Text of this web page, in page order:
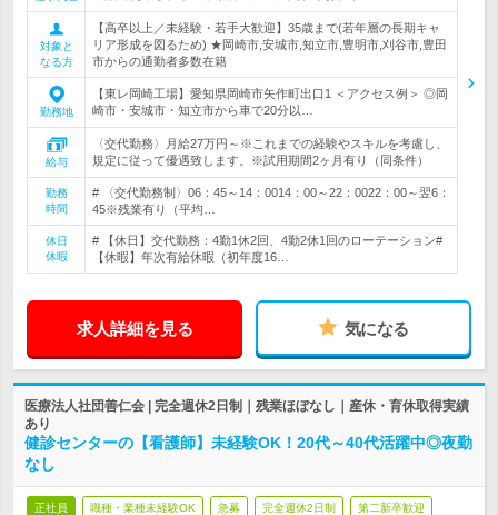
対象と
なる方
【高卒以上／未経験・若手大歓迎】35歳まで(若年層の長期キャ
リア形成を図るため) ★岡崎市,安城市,知立市,豊明市,刈谷市,豊田
市からの通勤者多数在籍
勤務地
【東レ岡崎工場】愛知県岡崎市矢作町出口1 ＜アクセス例＞ ◎岡
崎市・安城市・知立市から車で20分以…
給与
〈交代勤務〉月給27万円～※これまでの経験やスキルを考慮し、
規定に従って優遇致します。※試用期間2ヶ月有り（同条件）
勤務
時間
# 〈交代勤務制〉06：45～14：0014：00～22：0022：00～翌6：
45※残業有り（平均…
休日
休暇
# 【休日】交代勤務：4勤1休2回、4勤2休1回のローテーション#
【休暇】年次有給休暇（初年度16…
求人詳細を見る 気になる
医療法人社団善仁会 | 完全週休2日制｜残業ほぼなし｜産休・育休取得実績
あり
健診センターの【看護師】未経験OK！20代～40代活躍中◎夜勤
なし
正社員 職種・業種未経験OK 急募 完全週休2日制 第二新卒歓迎